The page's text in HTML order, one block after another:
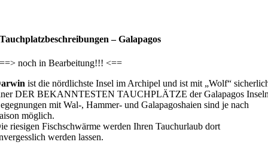
Tauchplatzbeschreibungen –Galapagos
==> noch in Bearbeitung!!! <==
ist die nördlichste Insel im Archipel und ist mit „Wolf“
DER BEKANNTESTEN TAUCHPLÄTZE der Galapagos
mit Wal-, Hammer- und Galapagoshaien sind je nach
möglich.
riesigen Fischschwärme werden Ihren Tauchurlaub dort
werden lassen.